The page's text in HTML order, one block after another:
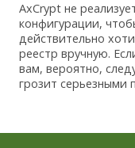
AxCrypt не
конфигурации,
действительно
реестр вручную.
вам, вероятно,
грозит серьезными